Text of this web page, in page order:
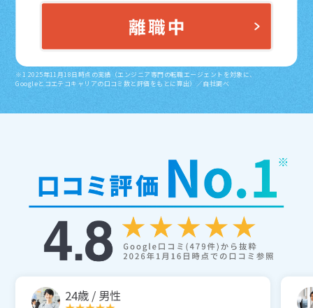
※1 2025年11月18日時点の実績（エンジニア専門の転職エージェントを対象に、
Googleとコエテコキャリアの口コミ数と評価をもとに算出）／自社調べ
24歳 / 男性